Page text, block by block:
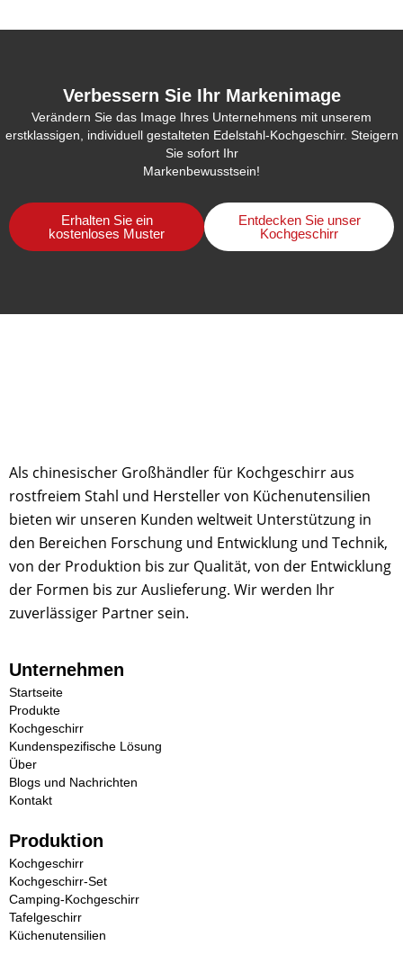
Verbessern Sie Ihr Markenimage
Verändern Sie das Image Ihres Unternehmens mit unserem
erstklassigen, individuell gestalteten Edelstahl-Kochgeschirr. Steigern
Sie sofort Ihr
Markenbewusstsein!
Erhalten Sie ein
kostenloses Muster
Entdecken Sie unser
Kochgeschirr
Als chinesischer Großhändler für Kochgeschirr aus
rostfreiem Stahl und Hersteller von Küchenutensilien
bieten wir unseren Kunden weltweit Unterstützung in
den Bereichen Forschung und Entwicklung und Technik,
von der Produktion bis zur Qualität, von der Entwicklung
der Formen bis zur Auslieferung. Wir werden Ihr
zuverlässiger Partner sein.
Unternehmen
Startseite
Produkte
Kochgeschirr
Kundenspezifische Lösung
Über
Blogs und Nachrichten
Kontakt
Produktion
Kochgeschirr
Kochgeschirr-Set
Camping-Kochgeschirr
Tafelgeschirr
Küchenutensilien